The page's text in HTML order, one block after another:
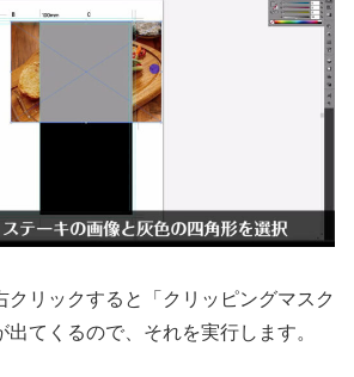
クリックすると「クリッピングマスク
てくるので、それを実行します。